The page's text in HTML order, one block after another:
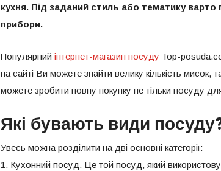
кухня. Під заданий стиль або тематику варто
прибори.
Популярний інтернет-магазин посуду Top-
на сайті Ви можете знайти велику кількість мисок,
можете зробити повну покупку не тільки посуду
Які бувають види
Увесь можна розділити на дві основні категорії:
1. Кухонний посуд. Це той посуд, який